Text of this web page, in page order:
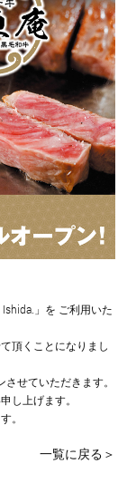
」を ご利用いた
頂くことになりまし
せていただきます。
し上げます。
。
一覧に戻る＞